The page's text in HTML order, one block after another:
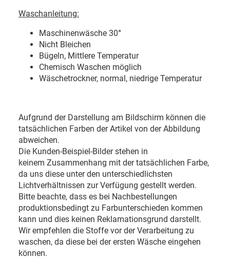
Waschanleitung:
Maschinenwäsche 30°
Nicht Bleichen
Bügeln, Mittlere Temperatur
Chemisch Waschen möglich
Wäschetrockner, normal, niedrige Temperatur
Aufgrund der Darstellung am Bildschirm können die
tatsächlichen Farben der Artikel von der Abbildung
abweichen.
Die Kunden-Beispiel-Bilder stehen in
keinem Zusammenhang mit der tatsächlichen Farbe,
da uns diese unter den unterschiedlichsten
Lichtverhältnissen zur Verfügung gestellt werden.
Bitte beachte, dass es bei Nachbestellungen
produktionsbedingt zu Farbunterschieden kommen
kann und dies keinen Reklamationsgrund darstellt.
Wir empfehlen die Stoffe vor der Verarbeitung zu
waschen, da diese bei der ersten Wäsche eingehen
können.